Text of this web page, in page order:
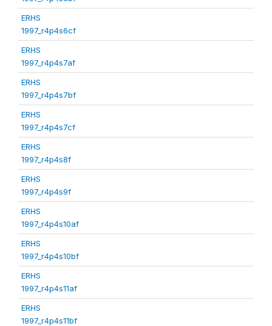
ERHS
1997_r4p4s6cf
ERHS
1997_r4p4s7af
ERHS
1997_r4p4s7bf
ERHS
1997_r4p4s7cf
ERHS
1997_r4p4s8f
ERHS
1997_r4p4s9f
ERHS
1997_r4p4s10af
ERHS
1997_r4p4s10bf
ERHS
1997_r4p4s11af
ERHS
1997_r4p4s11bf